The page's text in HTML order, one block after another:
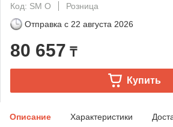
Код: SM О
Розница
Отправка с 22 августа 2026
80 657 ₸
Купить
Описание Характеристики